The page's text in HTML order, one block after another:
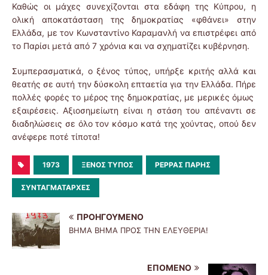
Καθώς οι μάχες συνεχίζονται στα εδάφη της Κύπρου, η
ολική αποκατάσταση της δημοκρατίας «φθάνει» στην
Ελλάδα, με τον Κωνσταντίνο Καραμανλή να επιστρέφει από
το Παρίσι μετά από 7 χρόνια και να σχηματίζει κυβέρνηση.
Συμπερασματικά, ο ξένος τύπος, υπήρξε κριτής αλλά και
θεατής σε αυτή την δύσκολη επταετία για την Ελλάδα. Πήρε
πολλές φορές το μέρος της δημοκρατίας, με μερικές όμως
εξαιρέσεις. Αξιοσημείωτη είναι η στάση του απέναντι σε
διαδηλώσεις σε όλο τον κόσμο κατά της χούντας, οπού δεν
ανέφερε ποτέ τίποτα!
1973 ΞΈΝΟΣ ΤΎΠΟΣ ΡΈΡΡΑΣ ΠΆΡΗΣ
ΣΥΝΤΑΓΜΑΤΆΡΧΕΣ
ΠΡΟΗΓΟΎΜΕΝΟ
ΒΗΜΑ ΒΗΜΑ ΠΡΟΣ ΤΗΝ ΕΛΕΥΘΕΡΙΑ!
ΕΠΌΜΕΝΟ